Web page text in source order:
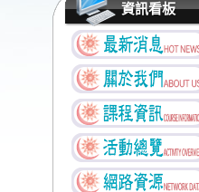
資訊看板